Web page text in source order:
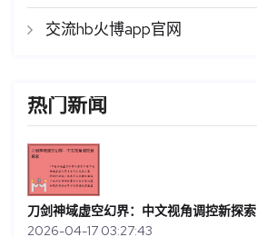
交流hb火博app官网
热门新闻
刀剑神域虚空幻界：中文视角调控新探索
2026-04-17 03:27:43